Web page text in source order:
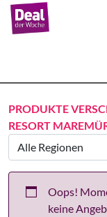
PRODUKTE
RESORT
Oops!
keine